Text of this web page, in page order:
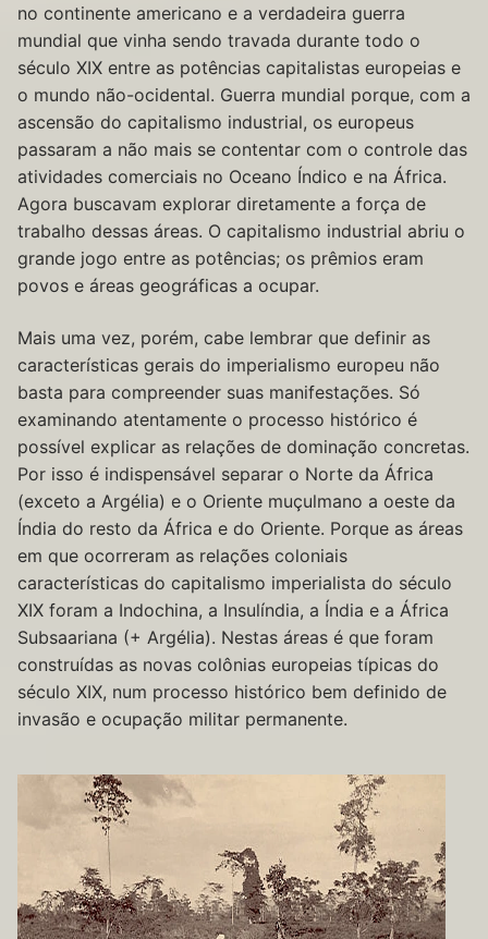
no continente americano e a verdadeira guerra
mundial que vinha sendo travada durante todo o
século XIX entre as potências capitalistas europeias e
o mundo não-ocidental. Guerra mundial porque, com a
ascensão do capitalismo industrial, os europeus
passaram a não mais se contentar com o controle das
atividades comerciais no Oceano Índico e na África.
Agora buscavam explorar diretamente a força de
trabalho dessas áreas. O capitalismo industrial abriu o
grande jogo entre as potências; os prêmios eram
povos e áreas geográficas a ocupar.
Mais uma vez, porém, cabe lembrar que definir as
características gerais do imperialismo europeu não
basta para compreender suas manifestações. Só
examinando atentamente o processo histórico é
possível explicar as relações de dominação concretas.
Por isso é indispensável separar o Norte da África
(exceto a Argélia) e o Oriente muçulmano a oeste da
Índia do resto da África e do Oriente. Porque as áreas
em que ocorreram as relações coloniais
características do capitalismo imperialista do século
XIX foram a Indochina, a Insulíndia, a Índia e a África
Subsaariana (+ Argélia). Nestas áreas é que foram
construídas as novas colônias europeias típicas do
século XIX, num processo histórico bem definido de
invasão e ocupação militar permanente.